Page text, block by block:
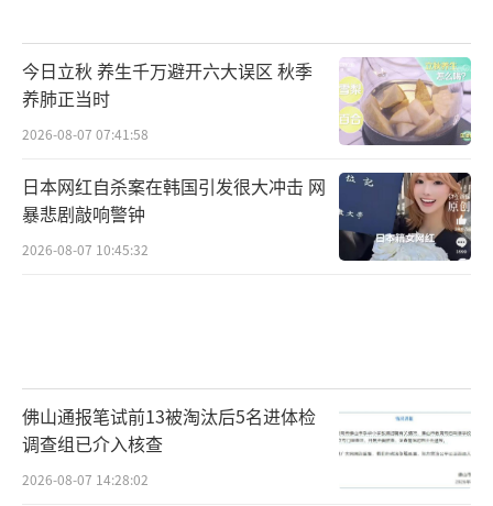
今日立秋 养生千万避开六大误区 秋季
养肺正当时
2026-08-07 07:41:58
日本网红自杀案在韩国引发很大冲击 网
暴悲剧敲响警钟
2026-08-07 10:45:32
佛山通报笔试前13被淘汰后5名进体检
调查组已介入核查
2026-08-07 14:28:02